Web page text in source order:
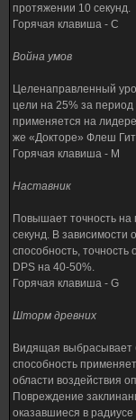
протяжении 10 секунд.
Горячая клавиша - C
Война умов
Целенаправленный
цели на 25% за период
применяется на
же «Докторе» Флеш
Горячая клавиша - M
Наставник
Повышает точность на
секунд. В зависимости
способность,
DPS на 40-50%.
Горячая клавиша - G
Шторм древних
Видящая выбрасывает
способность
области воздействия
Повреждение
оказавшиеся в